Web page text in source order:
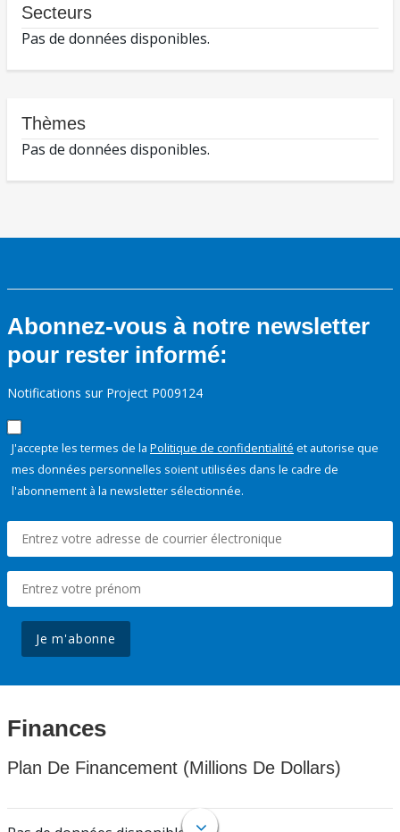
Secteurs
Pas de données disponibles.
Thèmes
Pas de données disponibles.
Abonnez-vous à notre newsletter
pour rester informé:
Notifications sur Project P009124
J'accepte les termes de la Politique de confidentialité et autorise que
mes données personnelles soient utilisées dans le cadre de
l'abonnement à la newsletter sélectionnée.
Je m'abonne
Finances
Plan De Financement (Millions De Dollars)